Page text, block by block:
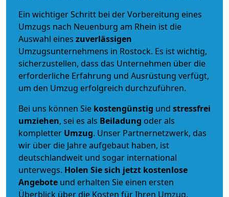
Ein wichtiger Schritt bei der Vorbereitung eines
Umzugs nach Neuenburg am Rhein ist die
Auswahl eines zuverlässigen
Umzugsunternehmens in Rostock. Es ist wichtig,
sicherzustellen, dass das Unternehmen über die
erforderliche Erfahrung und Ausrüstung verfügt,
um den Umzug erfolgreich durchzuführen.
Bei uns können Sie kostengünstig und stressfrei
umziehen, sei es als Beiladung oder als
kompletter Umzug. Unser Partnernetzwerk, das
wir über die Jahre aufgebaut haben, ist
deutschlandweit und sogar international
unterwegs. Holen Sie sich jetzt kostenlose
Angebote und erhalten Sie einen ersten
Überblick über die Kosten für Ihren Umzug.